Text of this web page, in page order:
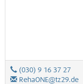
(030) 9 16 37 27
RehaONE@tz29.de